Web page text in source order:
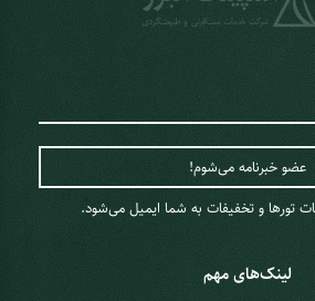
برای شما به همراه دارد. برای بیشتر
شرایطی ما به شما رزرو تور ژاپن پاییز 1404 را پیشنهاد می‌کنیم. برای سفر
می‌توانید با پرداخت هزینه کمتر برای رزرو
آب‌گرم را نیز به دست بیاورید.
سفر در فصل‌های مختلف به صورت زیر است:
و شرایط مناسبی را برای ورزش‌های
قرار می‌دهد. هزینه تور ژاپن در این
کمتر است
لینک‌های مهم